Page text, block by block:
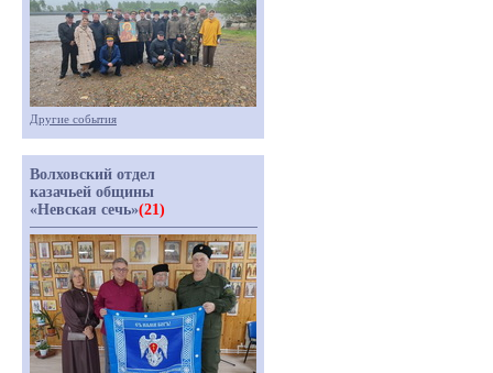
Другие события
Волховский отдел
казачьей общины
«Невская сечь»(21)